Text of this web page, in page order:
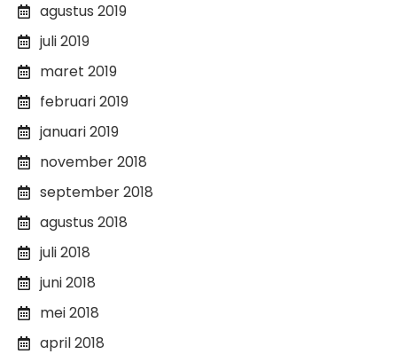
agustus 2019
juli 2019
maret 2019
februari 2019
januari 2019
november 2018
september 2018
agustus 2018
juli 2018
juni 2018
mei 2018
april 2018